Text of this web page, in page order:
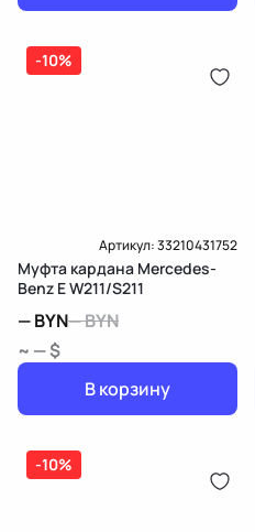
-10%
Артикул:33210431752
Муфта кардана Mercedes-
Benz E W211/S211
—BYN—BYN
~ — $
В корзину
-10%